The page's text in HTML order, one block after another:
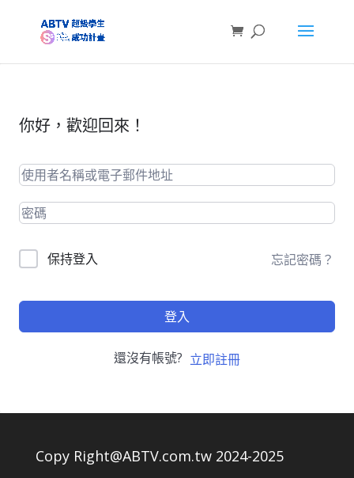
你好，歡迎回來！
保持登入 忘記密碼？
登入
還沒有帳號? 立即註冊
Copy Right@ABTV.com.tw 2024-2025